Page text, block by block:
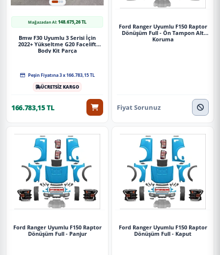
Mağazadan Al:148.675,26 TL
Bmw F30 Uyumlu 3 Serisi İçin
2022+ Yükseltme G20 Facelift
Body Kit Parça
Peşin Fiyatına 3 x 166.783,15 TL
ÜCRETSİZ KARGO
166.783,15 TL
Ford Ranger Uyumlu F150 Raptor
Dönüşüm Full - Ön Tampon Alt
Koruma
Fiyat Sorunuz
Ford Ranger Uyumlu F150 Raptor
Dönüşüm Full - Panjur
Ford Ranger Uyumlu F150 Raptor
Dönüşüm Full - Kaput